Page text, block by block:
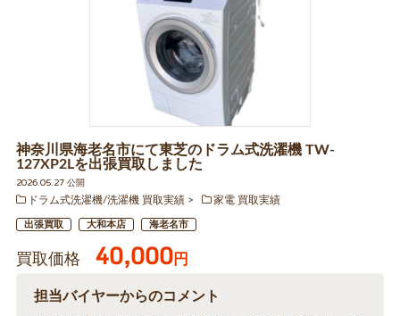
神奈川県海老名市にて東芝のドラム式洗濯機 TW-
127XP2Lを出張買取しました
2026.05.27 公開
ドラム式洗濯機/洗濯機 買取実績
家電 買取実績
出張買取 大和本店 海老名市
買取価格 40,000円
担当バイヤーからのコメント